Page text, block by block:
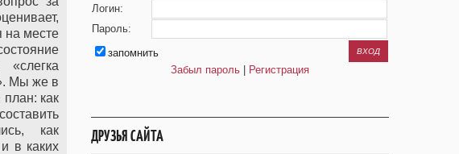
на месте
Мы же в
как
как
в каких
Логин:
Пароль:
запомнить
Забыл пароль
Регистрация
ДРУЗЬЯ САЙТА